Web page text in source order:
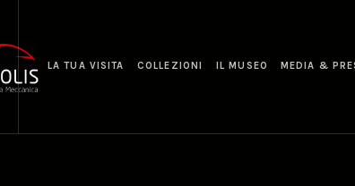
LA TUA VISITA COLLEZIONI IL MUSEO MEDIA &